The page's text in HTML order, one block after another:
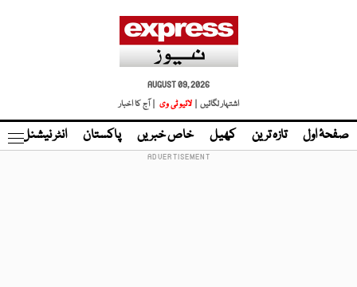
AUGUST 09, 2026
اشتہار لگائیں |
لائیو ٹی وی | آج کا اخبار
صفحۂ اول تازہ ترین کھیل خاص خبریں پاکستان انٹر نیشنل